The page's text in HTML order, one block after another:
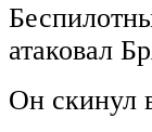
атаковал
Он скинул